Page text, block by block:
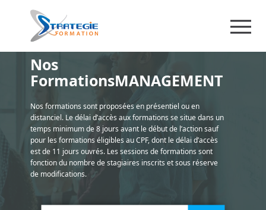
Nos
FormationsMANAGEMENT
Nos formations sont proposées en présentiel ou en
distanciel. Le délai d’accès aux formations se situe dans un
temps minimum de 8 jours avant le début de l’action sauf
pour les formations éligibles au CPF, dont le délai d’accès
est de 11 jours ouvrés. Les sessions de formations sont
fonction du nombre de stagiaires inscrits et sous réserve
de modifications.